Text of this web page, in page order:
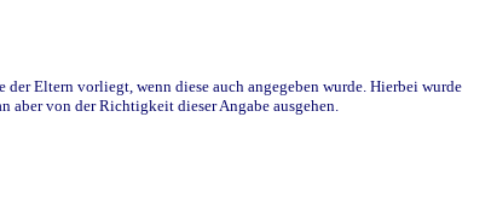
Eltern vorliegt, wenn diese auch angegeben wurde. Hierbei wurde
aber von der Richtigkeit dieser Angabe ausgehen.